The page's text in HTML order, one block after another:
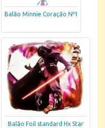
Balão Minnie Coração Nº1
Balão Foil standard Hx Star